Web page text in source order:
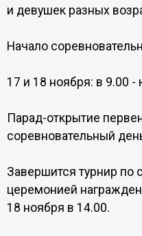
и девушек разных
Начало
17 и 18 ноября: в 9.00
Парад-открытие
соревновательный
Завершится турнир по
церемонией
18 ноября в 14.00.